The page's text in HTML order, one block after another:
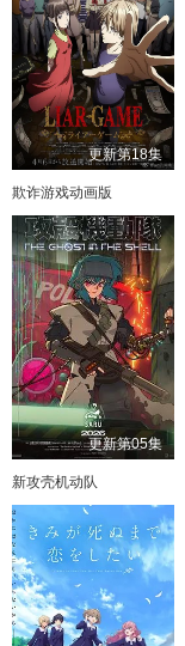
更新第18集
欺诈游戏动画版
更新第05集
新攻壳机动队